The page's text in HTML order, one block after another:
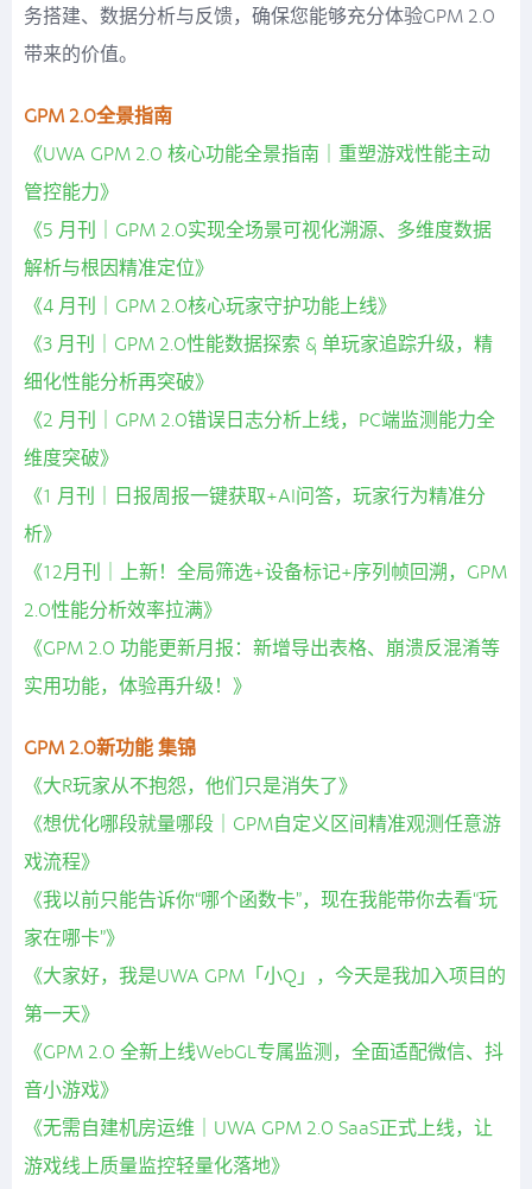
务搭建、数据分析与反馈，确保您能够充分体验GPM 2.0
带来的价值。
GPM 2.0全景指南
《UWA GPM 2.0 核心功能全景指南｜重塑游戏性能主动
管控能力》
《5 月刊｜GPM 2.0实现全场景可视化溯源、多维度数据
解析与根因精准定位》
《4 月刊｜GPM 2.0核心玩家守护功能上线》
《3 月刊｜GPM 2.0性能数据探索 & 单玩家追踪升级，精
细化性能分析再突破》
《2 月刊｜GPM 2.0错误日志分析上线，PC端监测能力全
维度突破》
《1 月刊｜日报周报一键获取+AI问答，玩家行为精准分
析》
《12月刊｜上新！全局筛选+设备标记+序列帧回溯，GPM
2.0性能分析效率拉满》
《GPM 2.0 功能更新月报：新增导出表格、崩溃反混淆等
实用功能，体验再升级！》
GPM 2.0新功能 集锦
《大R玩家从不抱怨，他们只是消失了》
《想优化哪段就量哪段｜GPM自定义区间精准观测任意游
戏流程》
《我以前只能告诉你“哪个函数卡”，现在我能带你去看“玩
家在哪卡”》
《大家好，我是UWA GPM「小Q」，今天是我加入项目的
第一天》
《GPM 2.0 全新上线WebGL专属监测，全面适配微信、抖
音小游戏》
《无需自建机房运维｜UWA GPM 2.0 SaaS正式上线，让
游戏线上质量监控轻量化落地》